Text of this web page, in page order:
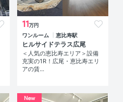
11万円
ワンルーム 恵比寿駅
ヒルサイドテラス広尾
＜人気の恵比寿エリア＞設備
充実の1R！広尾・恵比寿エリ
アの賃...
New